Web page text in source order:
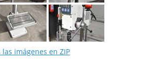
imágenes en ZIP